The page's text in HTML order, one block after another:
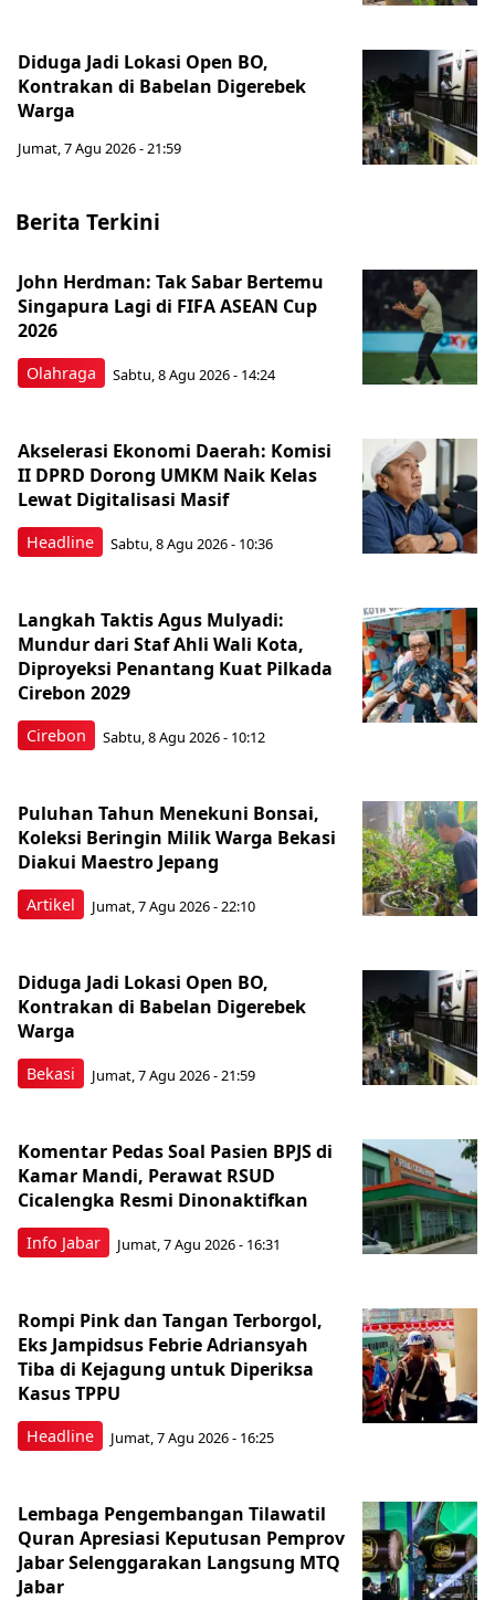
Diduga Jadi Lokasi Open BO,
Kontrakan di Babelan Digerebek
Warga
Jumat, 7 Agu 2026 - 21:59
Berita Terkini
Olahraga
John Herdman: Tak Sabar Bertemu
Singapura Lagi di FIFA ASEAN Cup
2026
Sabtu, 8 Agu 2026 - 14:24
Headline
Akselerasi Ekonomi Daerah: Komisi
II DPRD Dorong UMKM Naik Kelas
Lewat Digitalisasi Masif
Sabtu, 8 Agu 2026 - 10:36
Cirebon
Langkah Taktis Agus Mulyadi:
Mundur dari Staf Ahli Wali Kota,
Diproyeksi Penantang Kuat Pilkada
Cirebon 2029
Sabtu, 8 Agu 2026 - 10:12
Artikel
Puluhan Tahun Menekuni Bonsai,
Koleksi Beringin Milik Warga Bekasi
Diakui Maestro Jepang
Jumat, 7 Agu 2026 - 22:10
Bekasi
Diduga Jadi Lokasi Open BO,
Kontrakan di Babelan Digerebek
Warga
Jumat, 7 Agu 2026 - 21:59
Info Jabar
Komentar Pedas Soal Pasien BPJS di
Kamar Mandi, Perawat RSUD
Cicalengka Resmi Dinonaktifkan
Jumat, 7 Agu 2026 - 16:31
Headline
Rompi Pink dan Tangan Terborgol,
Eks Jampidsus Febrie Adriansyah
Tiba di Kejagung untuk Diperiksa
Kasus TPPU
Jumat, 7 Agu 2026 - 16:25
Lembaga Pengembangan Tilawatil
Quran Apresiasi Keputusan Pemprov
Jabar Selenggarakan Langsung MTQ
Jabar